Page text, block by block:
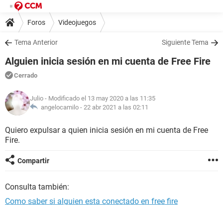
Foros Videojuegos
Tema Anterior Siguiente Tema
Alguien inicia sesión en mi cuenta de Free Fire
Cerrado
Julio - Modificado el 13 may 2020 a las 11:35
angelocamilo - 22 abr 2021 a las 02:11
Quiero expulsar a quien inicia sesión en mi cuenta de Free
Fire.
Compartir
Consulta también:
Como saber si alguien esta conectado en free fire